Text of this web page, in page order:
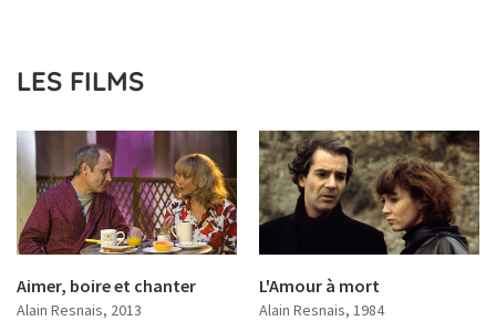
film : étude des dessins et écrits préparatoires
t'aime » d'Alain Resnais
Conférence de Joséphine Jibokji
Dialogue avec Sabine Azéma, Pierre Arditi et
André Dussollier autour de Mélo (Alain Resnais,
1986)
Dialogue avec Agnès Jaoui, Renato Berta,
Bruno Fontaine et Lambert Wilson autour de
LES FILMS
Aimer, boire et chanter
Alain Resnais, 2013
L'Amour à mort
Alain Resnais, 1984